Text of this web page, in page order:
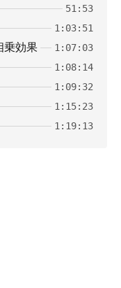
51:53
1:03:51
乗効果 1:07:03
1:08:14
1:09:32
1:15:23
1:19:13